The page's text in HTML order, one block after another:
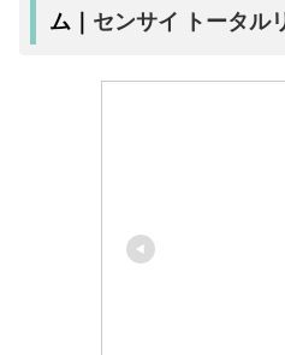
ム｜ センサイ トータル